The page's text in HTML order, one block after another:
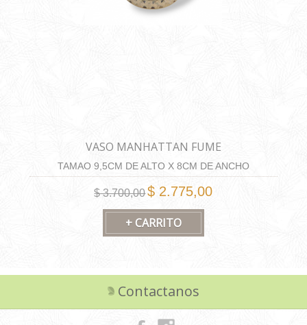
VASO MANHATTAN FUME
TAMAO 9,5CM DE ALTO X 8CM DE ANCHO
$ 3.700,00$ 2.775,00
Contactanos